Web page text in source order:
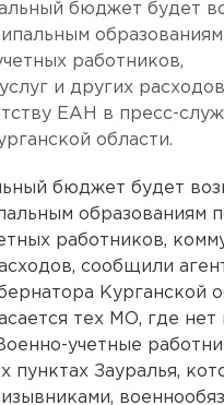
бюджет будет
работников,
и других
ЕАН в пресс-
области.
бюджет будет
образованиям
работников,
сообщили
Курганской
тех МО, где нет
учетные
пунктах Зауралья,